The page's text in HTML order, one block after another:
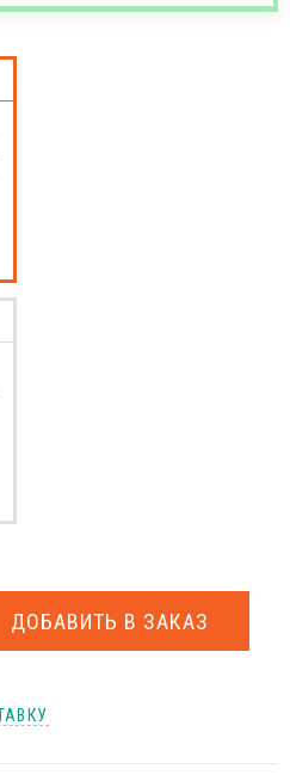
ДОБАВИТЬ В ЗАКАЗ